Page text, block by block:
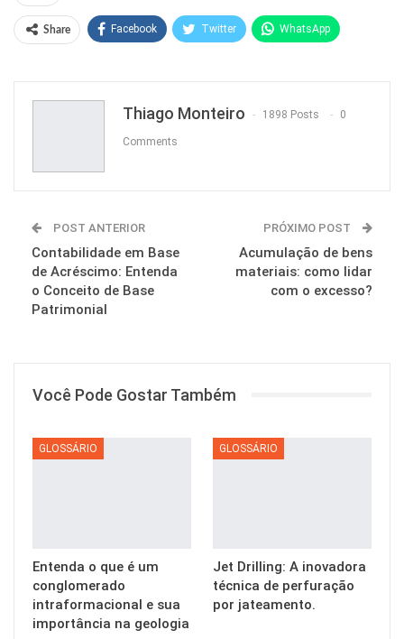
Share Facebook Twitter WhatsApp
Thiago Monteiro 1898 Posts 0
Comments
POST ANTERIOR
Contabilidade em Base
de Acréscimo: Entenda
o Conceito de Base
Patrimonial
PRÓXIMO POST
Acumulação de bens
materiais: como lidar
com o excesso?
Você Pode Gostar Também
GLOSSÁRIO
Entenda o que é um
conglomerado
intraformacional e sua
importância na geologia
GLOSSÁRIO
Jet Drilling: A inovadora
técnica de perfuração
por jateamento.